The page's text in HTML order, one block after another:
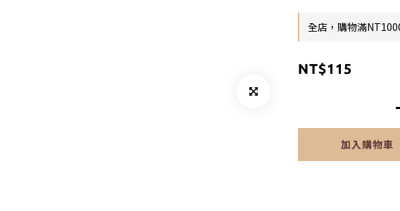
全店，購物滿
NT$115
加入購物車